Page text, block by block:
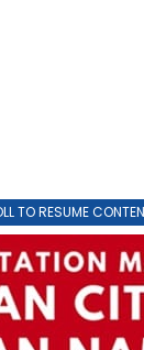
TO RESUME